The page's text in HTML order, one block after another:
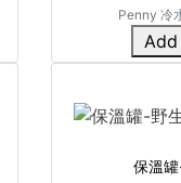
Penny 冷
保溫